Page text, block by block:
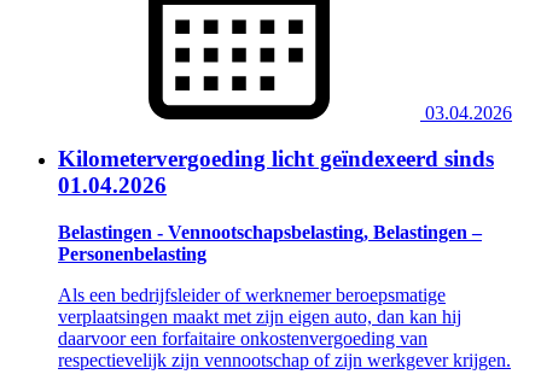
03.04.2026
Kilometervergoeding licht geïndexeerd sinds
01.04.2026
Belastingen - Vennootschapsbelasting, Belastingen –
Personenbelasting
Als een bedrijfsleider of werknemer beroepsmatige
verplaatsingen maakt met zijn eigen auto, dan kan hij
daarvoor een forfaitaire onkostenvergoeding van
respectievelijk zijn vennootschap of zijn werkgever krijgen.